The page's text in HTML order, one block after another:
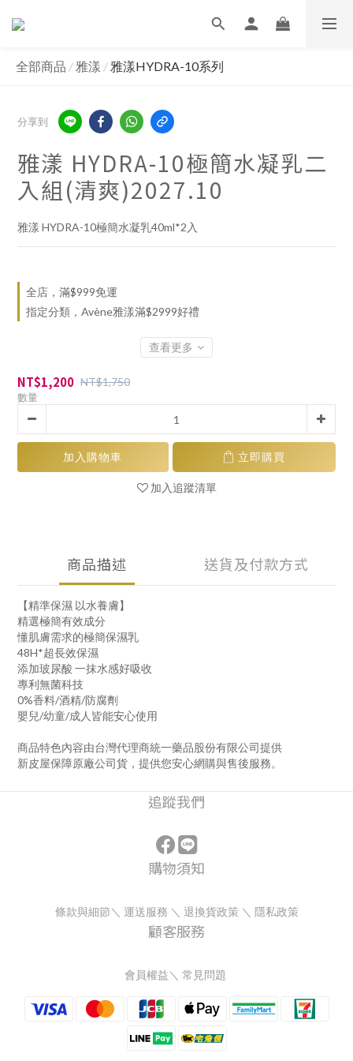
全部商品 / 雅漾 / 雅漾HYDRA-10系列
分享到
雅漾 HYDRA-10極簡水凝乳二
入組(清爽)2027.10
雅漾 HYDRA-10極簡水凝乳40ml*2入
全店，滿$999免運
指定分類，Avène雅漾滿$2999好禮
查看更多
NT$1,200 NT$1,750
數量
加入購物車 立即購買
加入追蹤清單
商品描述 送貨及付款方式
【精準保濕 以水養膚】
精選極簡有效成分
懂肌膚需求的極簡保濕乳
48H*超長效保濕
添加玻尿酸 一抹水感好吸收
專利無菌科技
0%香料/酒精/防腐劑
嬰兒/幼童/成人皆能安心使用
商品特色內容由台灣代理商統一藥品股份有限公司提供
新皮屋保障原廠公司貨，提供您安心網購與售後服務。
追蹤我們
購物須知
條款與細節＼ 運送服務 ＼ 退換貨政策 ＼ 隱私政策
顧客服務
會員權益＼ 常見問題